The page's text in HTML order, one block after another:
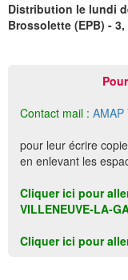
Distribution le lundi
Brossolette (EPB) -
Contact mail : AMAP
pour leur écrire
en enlevant les
Cliquer ici pour
VILLENEUVE-LA-
Cliquer ici pour